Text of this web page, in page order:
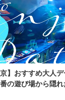
京】おすすめ大人
番の遊び場から隠